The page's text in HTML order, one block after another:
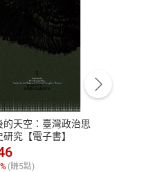
12:00、
例假日休息)
的天空：臺灣政治思
研究【電子書】
% (賺5點)